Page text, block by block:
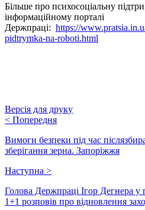
Більше про психосоціальну
інформаційному порталі
Держпраці: https://
pidtrymka-na-roboti.html
Версія для друку
< Попередня
Вимоги безпеки під час
зберігання зерна. Запоріжжя
Наступна >
Голова Держпраці Ігор Дегнера у
1+1 розповів про відновлення